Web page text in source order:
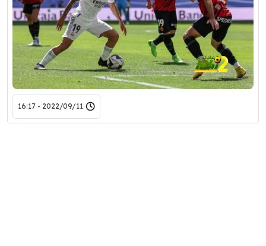
2022/09/11 - 16:17